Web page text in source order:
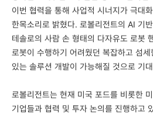
이번 협력을 통해 사업적 시너지가 극대
한목소리로 밝혔다. 로볼리전트의 AI 기
테솔로의 사람 손 형태의 다자유도 로봇
로봇이 수행하기 어려웠던 복잡하고 섬
있는 솔루션 개발이 가능해질 것으로 기
로볼리전트는 현재 미국 포드를 비롯한
기업들과 협력 및 투자 논의를 진행하고